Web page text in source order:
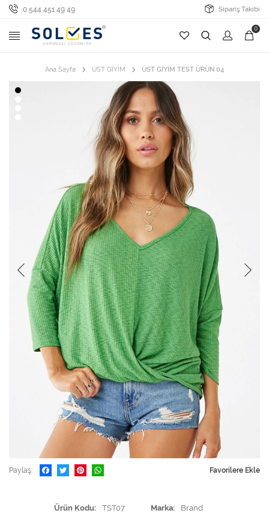
0 544 451 49 49 Sipariş Takibi
0
Ana Sayfa ÜST GİYİM ÜST GİYİM TEST ÜRÜN 04
Paylaş Favorilere Ekle
Ürün Kodu TST07 Marka Brand